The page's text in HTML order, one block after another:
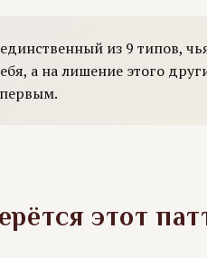
из 9 типов,
а на лишение этого
этот